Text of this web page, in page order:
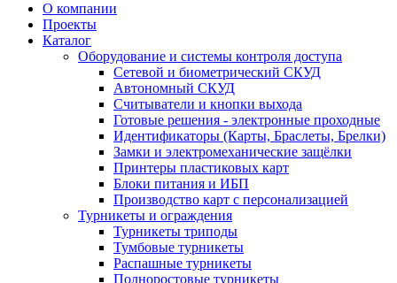
О компании
Проекты
Каталог
Оборудование и системы контроля доступа
Сетевой и биометрический СКУД
Автономный СКУД
Считыватели и кнопки выхода
Готовые решения - электронные проходные
Идентификаторы (Карты, Браслеты, Брелки)
Замки и электромеханические защёлки
Принтеры пластиковых карт
Блоки питания и ИБП
Производство карт с персонализацией
Турникеты и ограждения
Турникеты триподы
Тумбовые турникеты
Распашные турникеты
Полноростовые турникеты